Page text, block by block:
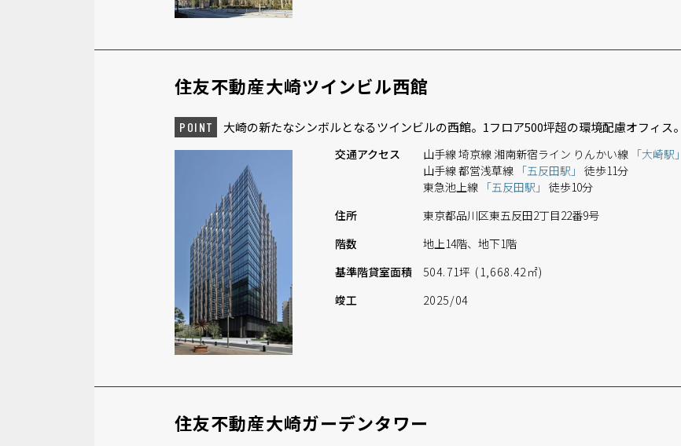
住友不動産大崎ツインビル西館
POINT 大崎の新たなシンボルとなるツインビルの西館。1フロア500坪超の環境配慮オフィス。
交通アクセス 山手線 埼京線 湘南新宿ライン りんかい線 「大崎駅」
山手線 都営浅草線 「五反田駅」 徒歩11分
東急池上線 「五反田駅」 徒歩10分
住所
東京都品川区東五反田2丁目22番9号
階数
地上14階、地下1階
基準階貸室面積
504.71坪 (1,668.42㎡)
竣工
2025/04
住友不動産大崎ガーデンタワー